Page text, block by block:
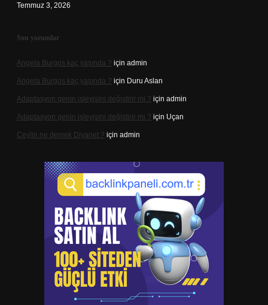
Temmuz 3, 2026
Son yorumlar
Angela Burgos kaç yaşında ? için admin
Angela Burgos kaç yaşında ? için Duru Aslan
Adaptasyon genin işleyişini değiştirir mi ? için admin
Adaptasyon genin işleyişini değiştirir mi ? için Uçan
Ceylin ne demek Diyanet ? için admin